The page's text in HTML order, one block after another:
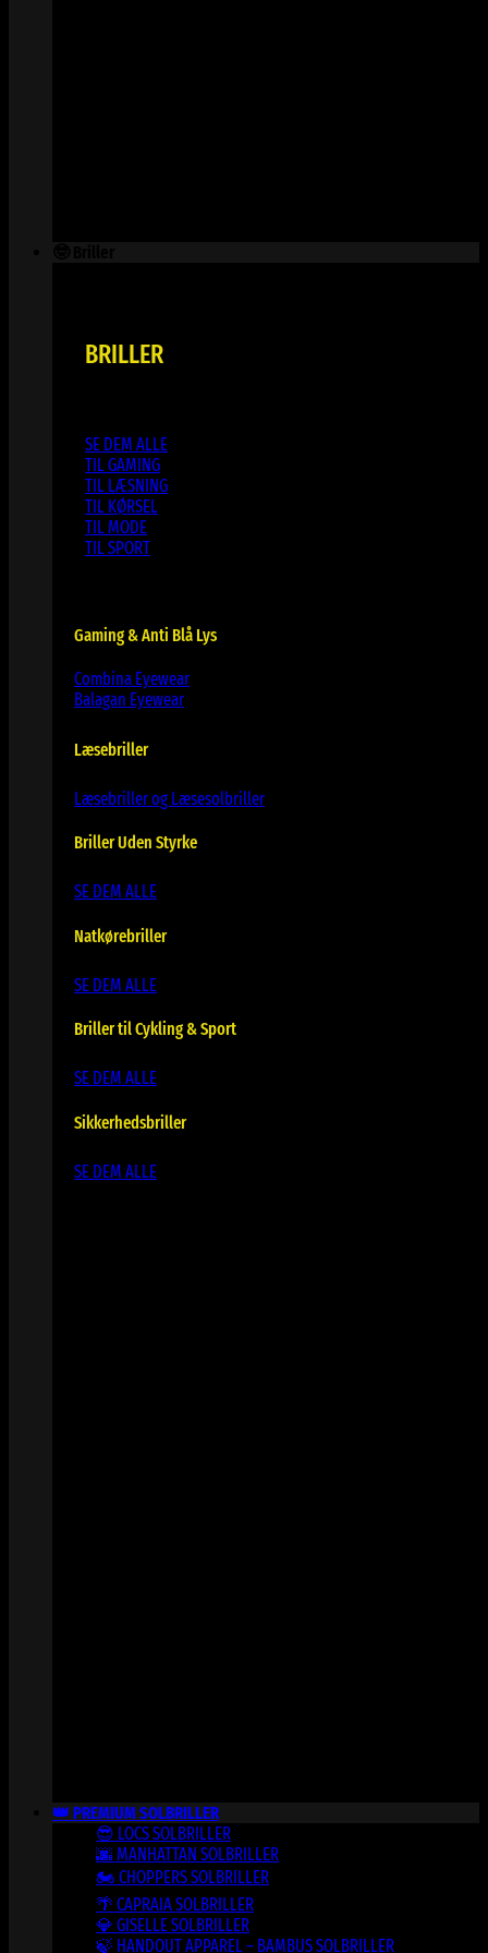
BRILLER
SE DEM ALLE
TIL GAMING
TIL LÆSNING
TIL KØRSEL
TIL MODE
TIL SPORT
Gaming & Anti Blå Lys
Combina Eyewear
Balagan Eyewear
Læsebriller
Læsebriller og Læsesolbriller
Briller Uden Styrke
SE DEM ALLE
Natkørebriller
SE DEM ALLE
Briller til Cykling & Sport
SE DEM ALLE
Sikkerhedsbriller
SE DEM ALLE
👑 PREMIUM SOLBRILLER
😎 LOCS SOLBRILLER
🌆 MANHATTAN SOLBRILLER
🏍️ CHOPPERS SOLBRILLER
🌴 CAPRAIA SOLBRILLER
💎 GISELLE SOLBRILLER
🍃 HANDOUT APPAREL – BAMBUS SOLBRILLER